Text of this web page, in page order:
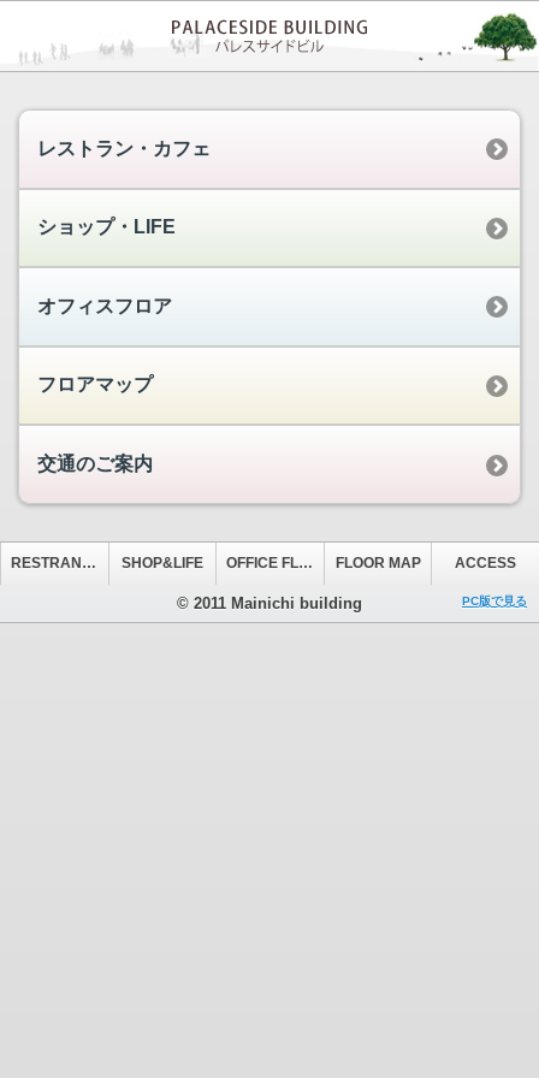
レストラン・カフェ
ショップ・LIFE
オフィスフロア
フロアマップ
交通のご案内
RESTRANT&CAFE SHOP&LIFE OFFICE FLOOR FLOOR MAP ACCESS
© 2011 Mainichi building PC版で見る